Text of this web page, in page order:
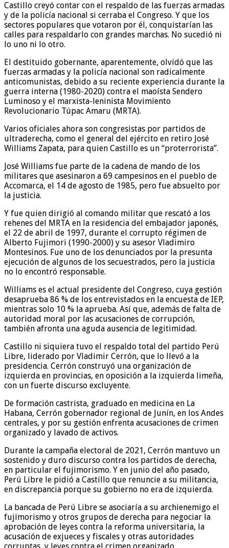
Castillo creyó contar con el respaldo de las fuerzas armadas
y de la policía nacional si cerraba el Congreso. Y que los
sectores populares que votaron por él, conquistarían las
calles para respaldarlo con grandes marchas. No sucedió ni
lo uno ni lo otro.
El destituido gobernante, aparentemente, olvidó que las
fuerzas armadas y la policía nacional son radicalmente
anticomunistas, debido a su reciente experiencia durante la
guerra interna (1980-2020) contra el maoísta Sendero
Luminoso y el marxista-leninista Movimiento
Revolucionario Túpac Amaru (MRTA).
Varios oficiales ahora son congresistas por partidos de
ultraderecha, como el general del ejército en retiro José
Williams Zapata, para quien Castillo es un “proterrorista”.
José Williams fue parte de la cadena de mando de los
militares que asesinaron a 69 campesinos en el pueblo de
Accomarca, el 14 de agosto de 1985, pero fue absuelto por
la justicia.
Y fue quien dirigió al comando militar que rescató a los
rehenes del MRTA en la residencia del embajador japonés,
el 22 de abril de 1997, durante el corrupto régimen de
Alberto Fujimori (1990-2000) y su asesor Vladimiro
Montesinos. Fue uno de los denunciados por la presunta
ejecución de algunos de los secuestrados, pero la justicia
no lo encontró responsable.
Williams es el actual presidente del Congreso, cuya gestión
desaprueba 86 % de los entrevistados en la encuesta de IEP,
mientras solo 10 % la aprueba. Así que, además de falta de
autoridad moral por las acusaciones de corrupción,
también afronta una aguda ausencia de legitimidad.
Castillo ni siquiera tuvo el respaldo total del partido Perú
Libre, liderado por Vladimir Cerrón, que lo llevó a la
presidencia. Cerrón construyó una organización de
izquierda en provincias, en oposición a la izquierda limeña,
con un fuerte discurso excluyente.
De formación castrista, graduado en medicina en La
Habana, Cerrón gobernador regional de Junín, en los Andes
centrales, y por su gestión enfrenta acusaciones de crimen
organizado y lavado de activos.
Durante la campaña electoral de 2021, Cerrón mantuvo un
sostenido y duro discurso contra los partidos de derecha,
en particular el fujimorismo. Y en junio del año pasado,
Perú Libre le pidió a Castillo que renuncie a su militancia,
en discrepancia porque su gobierno no era de izquierda.
La bancada de Perú Libre se asociaría a su archienemigo el
fujimorismo y otros grupos de derecha para negociar la
aprobación de leyes contra la reforma universitaria, la
acusación de exjueces y fiscales y otras autoridades